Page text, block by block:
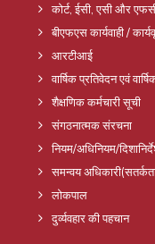
कोर्ट, ईसी, एसी और एफसी
बीएफएस कार्यवाही /
आरटीआई
वार्षिक प्रतिवेदन एवं
शैक्षणिक कर्मचारी सूची
संगठनात्मक संरचना
नियम/अधिनियम/
समन्वय
लोकपाल
दुर्व्यवहार की पहचान